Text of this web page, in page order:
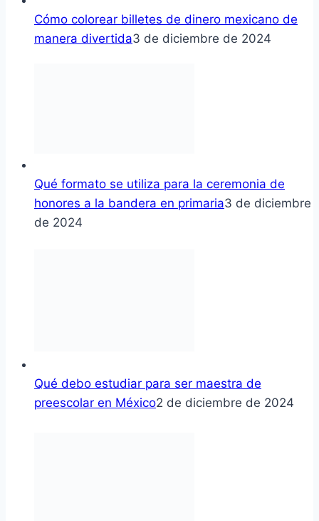
Cómo colorear billetes de dinero mexicano de
manera divertida3 de diciembre de 2024
Qué formato se utiliza para la ceremonia de
honores a la bandera en primaria3 de diciembre
de 2024
Qué debo estudiar para ser maestra de
preescolar en México2 de diciembre de 2024